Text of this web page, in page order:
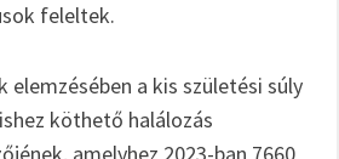
feleltek.
elemzésében a kis születési súly
köthető halálozás